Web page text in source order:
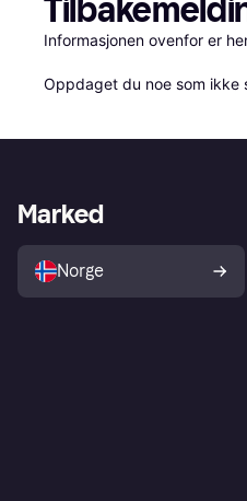
Informasjonen ovenfor er
Oppdaget du noe som
Marked
Norge